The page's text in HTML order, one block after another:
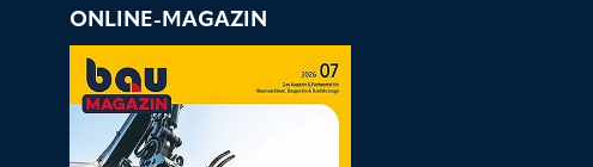
ONLINE-MAGAZIN